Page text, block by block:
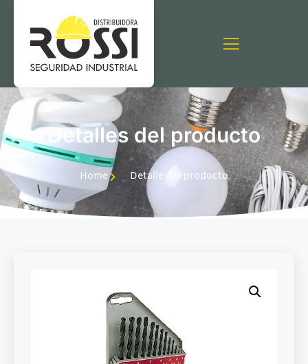
Detalles del producto
Home Detalle del producto